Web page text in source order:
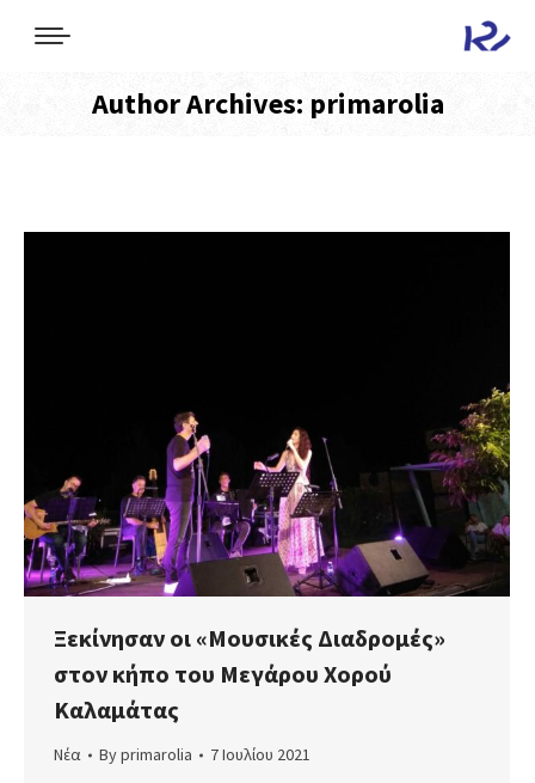
Author Archives: primarolia
Ξεκίνησαν οι «Μουσικές Διαδρομές»
στον κήπο του Μεγάρου Χορού
Καλαμάτας
Νέα Byprimarolia 7 Ιουλίου 2021